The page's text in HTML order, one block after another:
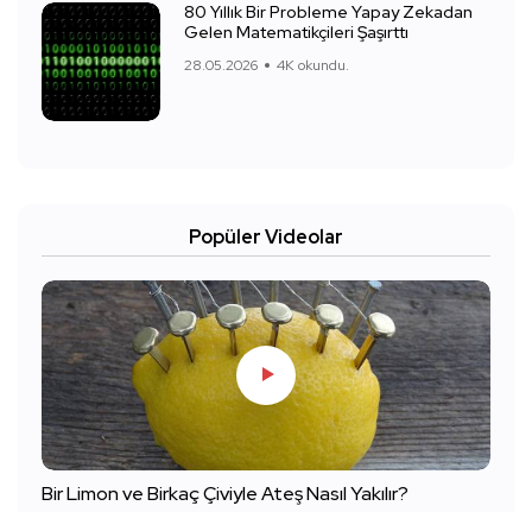
80 Yıllık Bir Probleme Yapay Zekadan
Gelen Matematikçileri Şaşırttı
28.05.2026 4K okundu.
Popüler Videolar
Bir Limon ve Birkaç Çiviyle Ateş Nasıl Yakılır?